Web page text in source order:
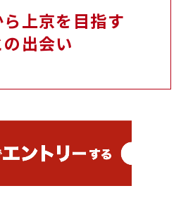
上京を目指す
の出会い